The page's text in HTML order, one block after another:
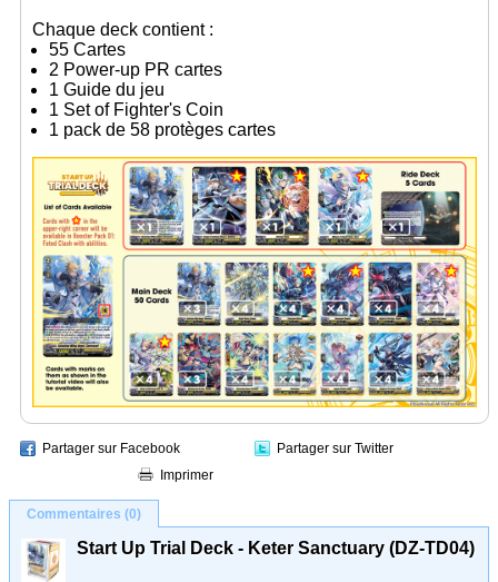
Chaque deck contient :
55 Cartes
2 Power-up PR cartes
1 Guide du jeu
1 Set of Fighter's Coin
1 pack de 58 protèges cartes
Partager sur Facebook
Partager sur Twitter
Imprimer
Commentaires (0)
Start Up Trial Deck - Keter Sanctuary (DZ-TD04)